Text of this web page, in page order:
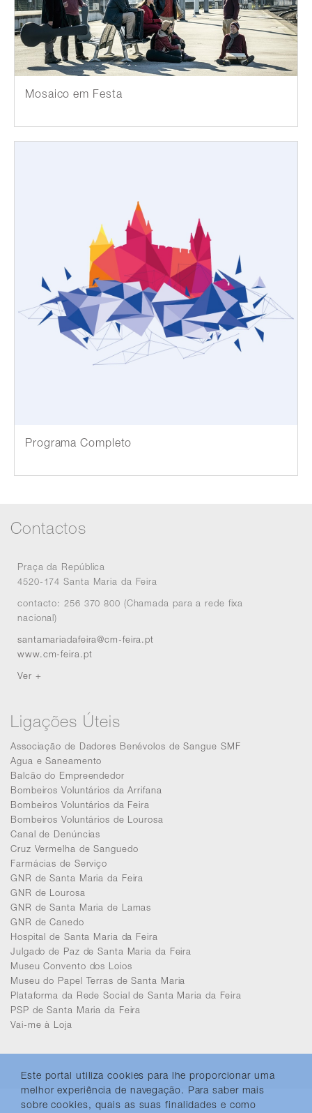
Mosaico em Festa
Programa Completo
Este portal utiliza cookies para lhe proporcionar uma
melhor experiência de navegação. Para saber mais
sobre cookies, quais as suas finalidades e como
Contactos
Praça da República
4520-174 Santa Maria da Feira
contacto: 256 370 800 (Chamada para a rede fixa
nacional)
santamariadafeira@cm-feira.pt
www.cm-feira.pt
Ver +
Ligações Úteis
Associação de Dadores Benévolos de Sangue SMF
Agua e Saneamento
Balcão do Empreendedor
Bombeiros Voluntários da Arrifana
Bombeiros Voluntários da Feira
Bombeiros Voluntários de Lourosa
Canal de Denúncias
Cruz Vermelha de Sanguedo
Farmácias de Serviço
GNR de Santa Maria da Feira
GNR de Lourosa
GNR de Santa Maria de Lamas
GNR de Canedo
Hospital de Santa Maria da Feira
Julgado de Paz de Santa Maria da Feira
Museu Convento dos Loios
Museu do Papel Terras de Santa Maria
Plataforma da Rede Social de Santa Maria da Feira
PSP de Santa Maria da Feira
Vai-me à Loja